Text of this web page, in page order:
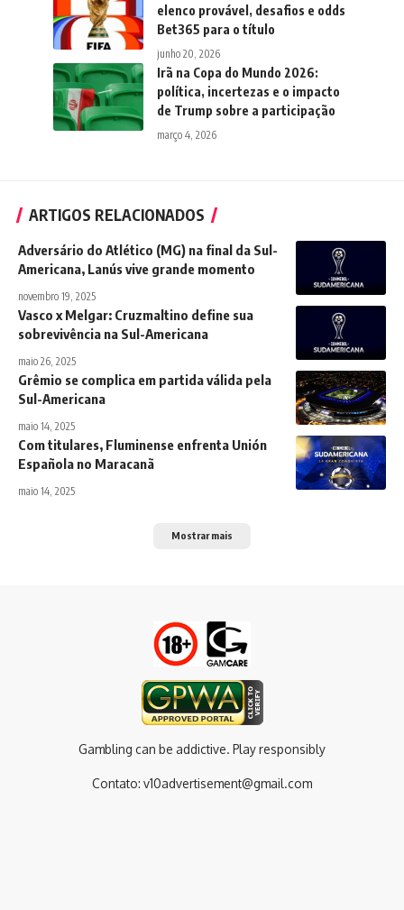
elenco provável, desafios e odds
Bet365 para o título
junho 20, 2026
Irã na Copa do Mundo 2026:
política, incertezas e o impacto
de Trump sobre a participação
março 4, 2026
ARTIGOS RELACIONADOS
Adversário do Atlético (MG) na final da Sul-
Americana, Lanús vive grande momento
novembro 19, 2025
Vasco x Melgar: Cruzmaltino define sua
sobrevivência na Sul-Americana
maio 26, 2025
Grêmio se complica em partida válida pela
Sul-Americana
maio 14, 2025
Com titulares, Fluminense enfrenta Unión
Española no Maracanã
maio 14, 2025
Mostrar mais
Gambling can be addictive. Play responsibly
Contato: v10advertisement@gmail.com